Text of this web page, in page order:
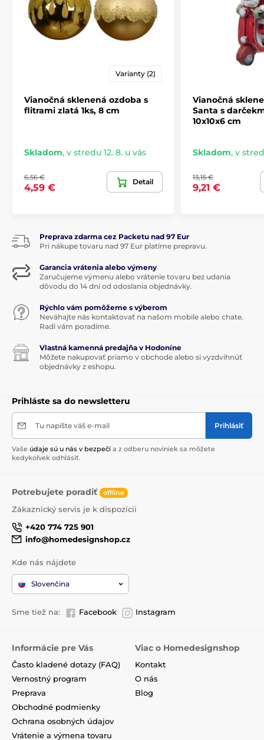
Varianty (2)
Vianočná sklenená ozdoba s
flitrami zlatá 1ks, 8 cm
Skladom, v stredu 12. 8. u vás
6,56 €
4,59 €
Detail
Vianočná
Santa s
10x10x6 cm
Skladom, v
13,15 €
9,21 €
Preprava zdarma cez Packetu nad 97 Eur
Pri nákupe tovaru nad 97 Eur platíme prepravu.
Garancia vrátenia alebo výmeny
Zaručujeme výmenu alebo vrátenie tovaru bez udania
dôvodu do 14 dní od odoslania objednávky.
Rýchlo vám pomôžeme s výberom
Neváhajte nás kontaktovať na našom mobile alebo chate.
Radi vám poradíme.
Vlastná kamenná predajňa v Hodoníne
Môžete nakupovať priamo v obchode alebo si vyzdvihnúť
objednávky z eshopu.
Prihláste sa do newsletteru
Tu napíšte váš e-mail Prihlásiť
Vaše údaje sú u nás v bezpečí a z odberu noviniek sa môžete
kedykoľvek odhlásiť.
Potrebujete poradiť offline
Zákaznický servis je k dispozícii
+420 774 725 901
info@homedesignshop.cz
Kde nás nájdete
Slovenčina
Sme tiež na: Facebook Instagram
Informácie pre Vás
Často kladené dotazy (FAQ)
Vernostný program
Preprava
Obchodné podmienky
Ochrana osobných údajov
Vrátenie a výmena tovaru
Viac o Homedesignshop
Kontakt
O nás
Blog